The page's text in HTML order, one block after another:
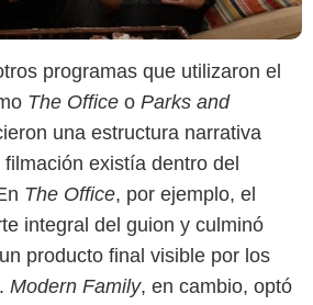
programas que utilizaron el
The Office o Parks and
una estructura narrativa
existía dentro del
The Office, por ejemplo, el
integral del guion y culminó
producto final visible por los
Modern Family, en cambio, optó